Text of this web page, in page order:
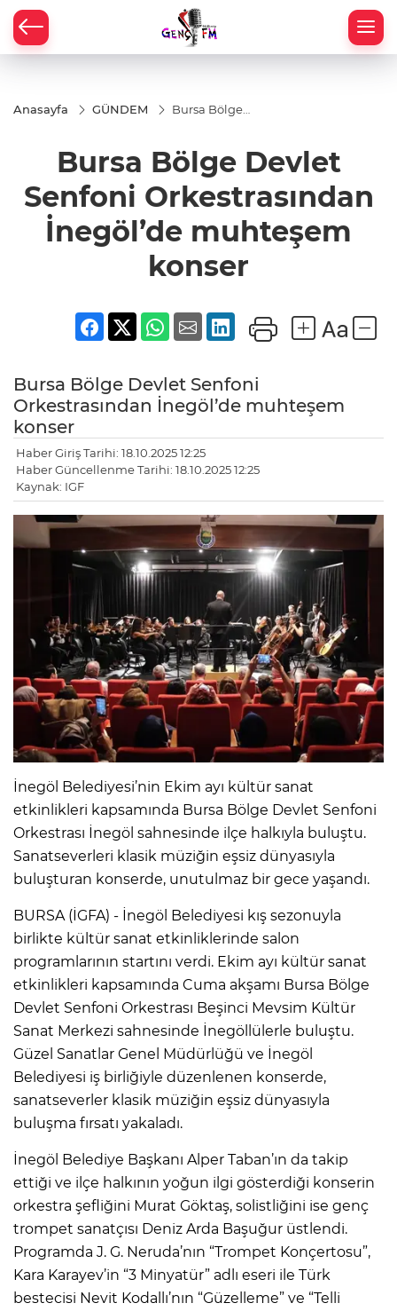
Anasayfa GÜNDEM
Bursa Bölge
İnegöl’de
muhteşem
konser
Bursa Bölge Devlet
Senfoni Orkestrasından
İnegöl’de muhteşem
konser
Bursa Bölge Devlet Senfoni
Orkestrasından İnegöl’de muhteşem
konser
Haber Giriş Tarihi: 18.10.2025 12:25
Haber Güncellenme Tarihi: 18.10.2025 12:25
Kaynak: IGF
İnegöl Belediyesi’nin Ekim ayı kültür sanat
etkinlikleri kapsamında Bursa Bölge Devlet Senfoni
Orkestrası İnegöl sahnesinde ilçe halkıyla buluştu.
Sanatseverleri klasik müziğin eşsiz dünyasıyla
buluşturan konserde, unutulmaz bir gece yaşandı.
BURSA (İGFA) - İnegöl Belediyesi kış sezonuyla
birlikte kültür sanat etkinliklerinde salon
programlarının startını verdi. Ekim ayı kültür sanat
etkinlikleri kapsamında Cuma akşamı Bursa Bölge
Devlet Senfoni Orkestrası Beşinci Mevsim Kültür
Sanat Merkezi sahnesinde İnegöllülerle buluştu.
Güzel Sanatlar Genel Müdürlüğü ve İnegöl
Belediyesi iş birliğiyle düzenlenen konserde,
sanatseverler klasik müziğin eşsiz dünyasıyla
buluşma fırsatı yakaladı.
İnegöl Belediye Başkanı Alper Taban’ın da takip
ettiği ve ilçe halkının yoğun ilgi gösterdiği konserin
orkestra şefliğini Murat Göktaş, solistliğini ise genç
trompet sanatçısı Deniz Arda Başuğur üstlendi.
Programda J. G. Neruda’nın “Trompet Konçertosu”,
Kara Karayev’in “3 Minyatür” adlı eseri ile Türk
bestecisi Nevit Kodallı’nın “Güzelleme” ve “Telli